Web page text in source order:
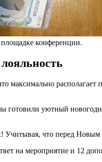
конференции.
максимально
готовили уютный
что перед Новым
на мероприятие и 12